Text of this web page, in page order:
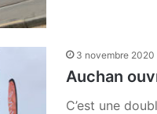
3 novembre 2020
Auchan
C’est une